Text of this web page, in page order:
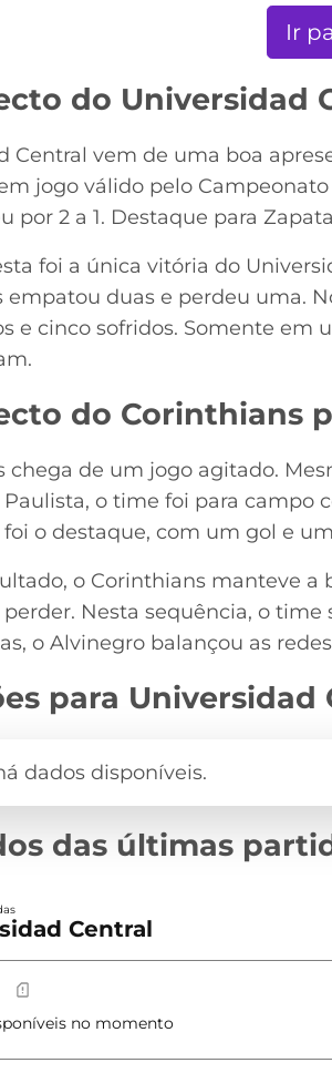
Ir
do Universidad
Central vem de uma boa
jogo válido pelo
por 2 a 1. Destaque para
foi a única vitória do
empatou duas e perdeu uma.
e cinco sofridos. Somente
do Corinthians
chega de um jogo agitado.
o time foi para campo
foi o destaque, com um gol e
o Corinthians manteve a
Nesta sequência, o
o Alvinegro balançou as
para
das últimas